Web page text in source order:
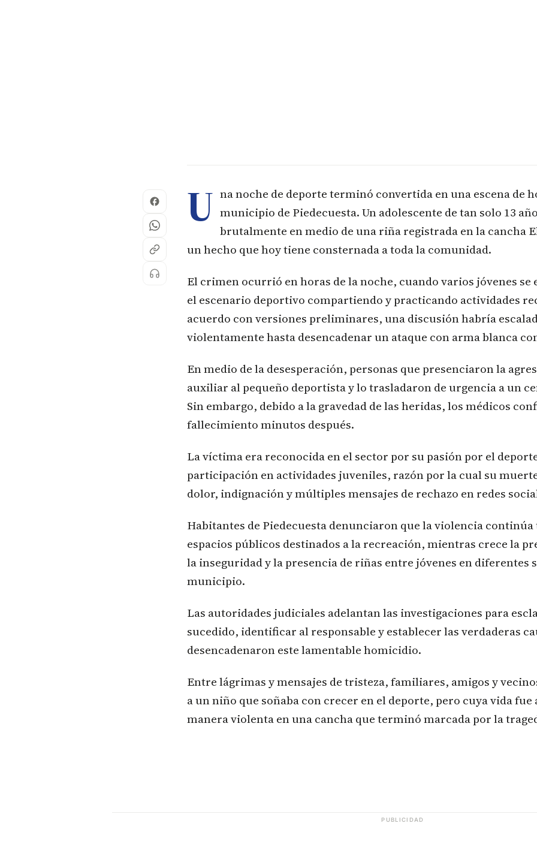
U na noche de deporte terminó convertida en una escena de
municipio de Piedecuesta. Un adolescente de tan solo 13
brutalmente en medio de una riña registrada en la cancha
un hecho que hoy tiene consternada a toda la comunidad.
El crimen ocurrió en horas de la noche, cuando varios jóvenes se
el escenario deportivo compartiendo y practicando actividades
acuerdo con versiones preliminares, una discusión habría
violentamente hasta desencadenar un ataque con arma blanca
En medio de la desesperación, personas que presenciaron la
auxiliar al pequeño deportista y lo trasladaron de urgencia a un
Sin embargo, debido a la gravedad de las heridas, los médicos
fallecimiento minutos después.
La víctima era reconocida en el sector por su pasión por el
participación en actividades juveniles, razón por la cual su
dolor, indignación y múltiples mensajes de rechazo en redes
Habitantes de Piedecuesta denunciaron que la violencia continúa
espacios públicos destinados a la recreación, mientras crece la
la inseguridad y la presencia de riñas entre jóvenes en diferentes
municipio.
Las autoridades judiciales adelantan las investigaciones para
sucedido, identificar al responsable y establecer las verdaderas
desencadenaron este lamentable homicidio.
Entre lágrimas y mensajes de tristeza, familiares, amigos y
a un niño que soñaba con crecer en el deporte, pero cuya vida fue
manera violenta en una cancha que terminó marcada por la
PUBLICIDAD